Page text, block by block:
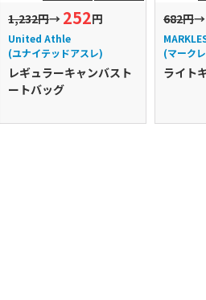
1,232円→ 252円
United Athle
(ユナイテッドアスレ)
レギュラーキャンバスト
ートバッグ
682円→
(マーク
ライト